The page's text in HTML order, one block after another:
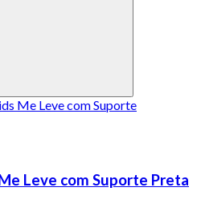
Leve com Suporte Preta